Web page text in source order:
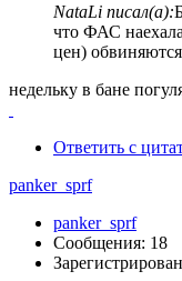
NataLi писал(а):
что ФАС
цен)
недельку в бане
Ответить с
panker_sprf
panker_sprf
Сообщения: 18